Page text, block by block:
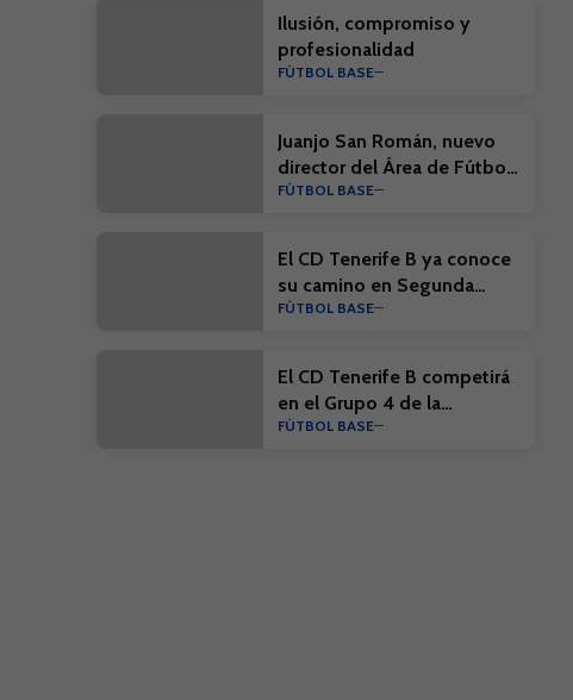
Ilusión, compromiso y
profesionalidad
FÚTBOL BASE
Juanjo San Román, nuevo
director del Área de Fútbol
Base del CD Tenerife
FÚTBOL BASE
El CD Tenerife B ya conoce
su camino en Segunda
Federación 26/27
FÚTBOL BASE
El CD Tenerife B competirá
en el Grupo 4 de la
Segunda Federación 26/27
FÚTBOL BASE